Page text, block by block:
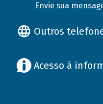
Envie sua
Outros
Acesso à